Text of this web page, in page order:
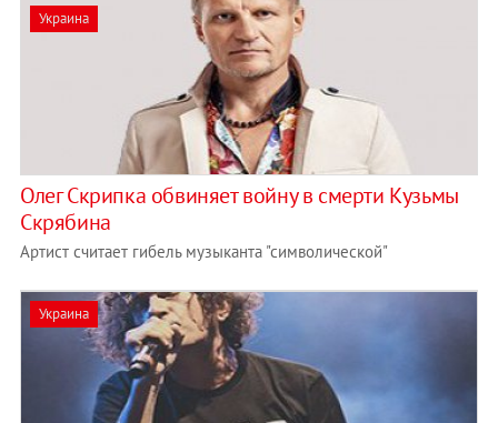
Украина
Олег Скрипка обвиняет войну в смерти Кузьмы
Скрябина
Артист считает гибель музыканта "символической"
Украина